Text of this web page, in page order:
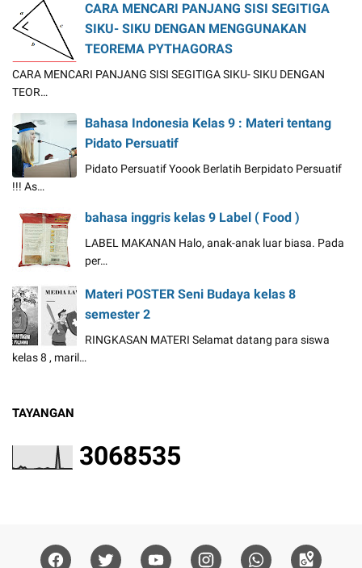
CARA MENCARI PANJANG SISI SEGITIGA
SIKU- SIKU DENGAN MENGGUNAKAN
TEOREMA PYTHAGORAS
CARA MENCARI PANJANG SISI SEGITIGA SIKU- SIKU DENGAN
TEOR…
Bahasa Indonesia Kelas 9 : Materi tentang
Pidato Persuatif
Pidato Persuatif Yoook Berlatih Berpidato Persuatif
!!! As…
bahasa inggris kelas 9 Label ( Food )
LABEL MAKANAN Halo, anak-anak luar biasa. Pada
per…
Materi POSTER Seni Budaya kelas 8
semester 2
RINGKASAN MATERI Selamat datang para siswa
kelas 8 , maril…
TAYANGAN
3068535